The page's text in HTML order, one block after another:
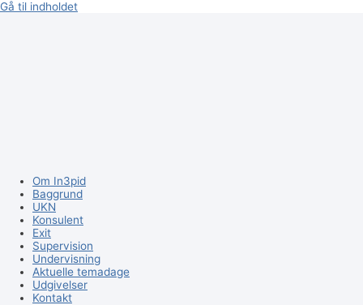
Gå til indholdet
Om In3pid
Baggrund
UKN
Konsulent
Exit
Supervision
Undervisning
Aktuelle temadage
Udgivelser
Kontakt